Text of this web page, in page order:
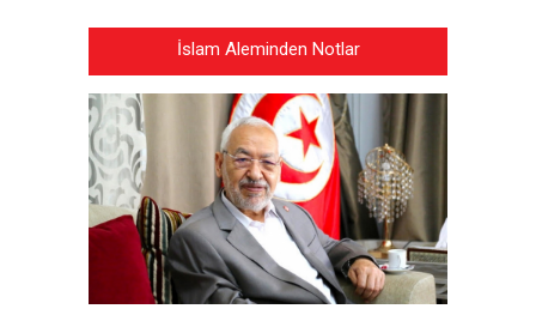
İslam Aleminden Notlar